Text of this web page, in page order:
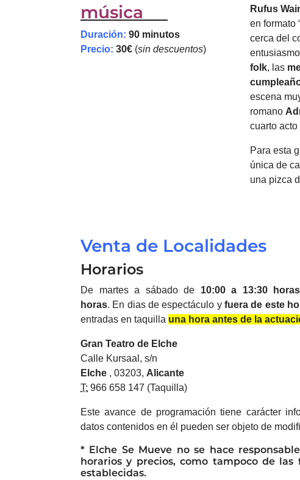
música
Duración: 90 minutos
Precio: 30€ (sin descuentos)
Rufus
en formato
cerca del
folk, las
escena
romano
cuarto
Para esta
única de
una pizca
Venta de Localidades
Horarios
De martes a sábado de 10:00 a 13:30 horas
horas. En dias de espectáculo yfuera de este
entradas en taquilla una hora antes de la
Gran Teatro de Elche
Calle Kursaal, s/n
Elche , 03203, Alicante
T: 966 658 147 (Taquilla)
Este avance de programación tiene carácter
datos contenidos en él pueden ser objeto de
* Elche Se Mueve no se hace
horarios y precios, como tampoco de las
establecidas.